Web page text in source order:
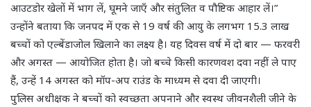
आउटडोर खेलों में भाग लें, घूमने जाएँ और संतुलित व पौष्टिक आहार लें।”
उन्होंने बताया कि जनपद में एक से 19 वर्ष की आयु के लगभग 15.3 लाख
बच्चों को एल्बेंडाजोल खिलाने का लक्ष्य है। यह दिवस वर्ष में दो बार — फरवरी
और अगस्त — आयोजित होता है। जो बच्चे किसी कारणवश दवा नहीं ले पाए
हैं, उन्हें 14 अगस्त को मॉप-अप राउंड के माध्यम से दवा दी जाएगी।
पुलिस अधीक्षक ने बच्चों को स्वच्छता अपनाने और स्वस्थ जीवनशैली जीने के